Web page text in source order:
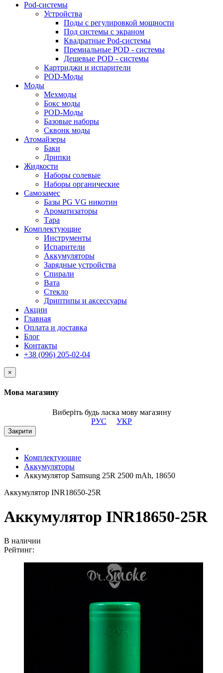
Pod-системы
Устройства
Поды с регулировкой мощности
Под системы с экраном
Квадратные Pod-системы
Премиальные POD - системы
Дешевые POD - системы
Картриджи и испарители
POD-Моды
Моды
Мехмоды
Бокс моды
POD-Моды
Базовые наборы
Сквонк моды
Атомайзеры
Баки
Дрипки
Жидкости
Наборы солевые
Наборы органические
Самозамес
Базы PG VG никотин
Ароматизаторы
Тара
Комплектующие
Инструменты
Испарители
Аккумуляторы
Зарядные устройства
Спирали
Вата
Стекло
Дриптипы и аксессуары
Акции
Главная
Оплата и доставка
Блог
Контакты
+38 (096) 205-02-04
×
Мова магазину
Виберіть будь ласка мову магазину
РУС
УКР
Закрити
Комплектующие
Аккумуляторы
Аккумулятор Samsung 25R 2500 mAh, 18650
Аккумулятор INR18650-25R
Аккумулятор INR18650-25R
В наличии
Рейтинг: